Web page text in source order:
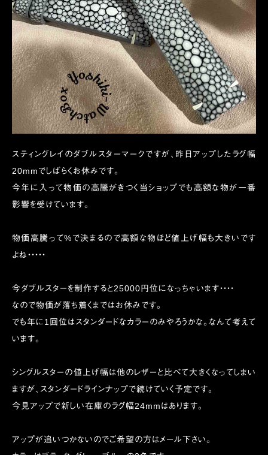
スティングレイのダブルスターマークですが、昨日アップしたラグ幅
20mmでしばらくお休みです。
今年に入って物価の高騰がきつく当ショップでも高額な物が一番
影響を受けています。
物価高騰って%で決まるので高額な物ほど値上げ幅も大きいです
よね・・・・・
今ダブルスターを制作すると25000円位になっちゃいます・・・・
なので物価が落ち着くまではお休みです。
でも年に1回位はスタンダードなカラーのみやろうかな。なんて考えて
います。
シングルスターの値上げ幅は他のレザーと比べて大きくなってしまい
ますが、スタンダードラインナップで続けていく予定です。
今見アップで新しい在庫のラグ幅24mmはあります。
アップが追いつかないのでご希望の方はメール下さい。